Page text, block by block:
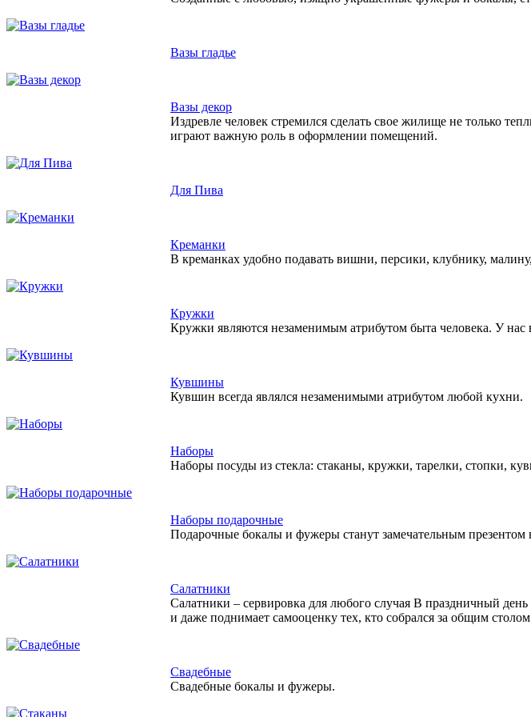
Вазы гладье
Вазы декор
Издревле человек стремился сделать свое жилище не только
играют важную роль в оформлении помещений.
Для Пива
Креманки
В креманках удобно подавать вишни, персики, клубнику,
Кружки
Кружки являются незаменимым атрибутом быта человека. У
Кувшины
Кувшин всегда являлся незаменимыми атрибутом любой кухни.
Наборы
Наборы посуды из стекла: стаканы, кружки, тарелки, стопки,
Наборы подарочные
Подарочные бокалы и фужеры станут замечательным презентом
Салатники
Салатники – сервировка для любого случая В праздничный
и даже поднимает самооценку тех, кто собрался за общим
Свадебные
Свадебные бокалы и фужеры.